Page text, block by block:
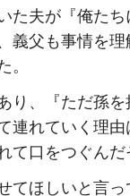
た夫が『俺た
義父も事情を
り、『ただ孫
連れていく理
口をつぐんだ
てほしいと言